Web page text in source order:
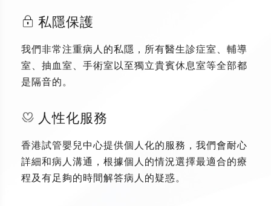
私隱保護
我們非常注重病人的私隱，所有醫生診症室、輔導
室、抽血室、手術室以至獨立貴賓休息室等全部都
是隔音的。
人性化服務
香港試管嬰兒中心提供個人化的服務，我們會耐心
詳細和病人溝通，根據個人的情況選擇最適合的療
程及有足夠的時間解答病人的疑惑。